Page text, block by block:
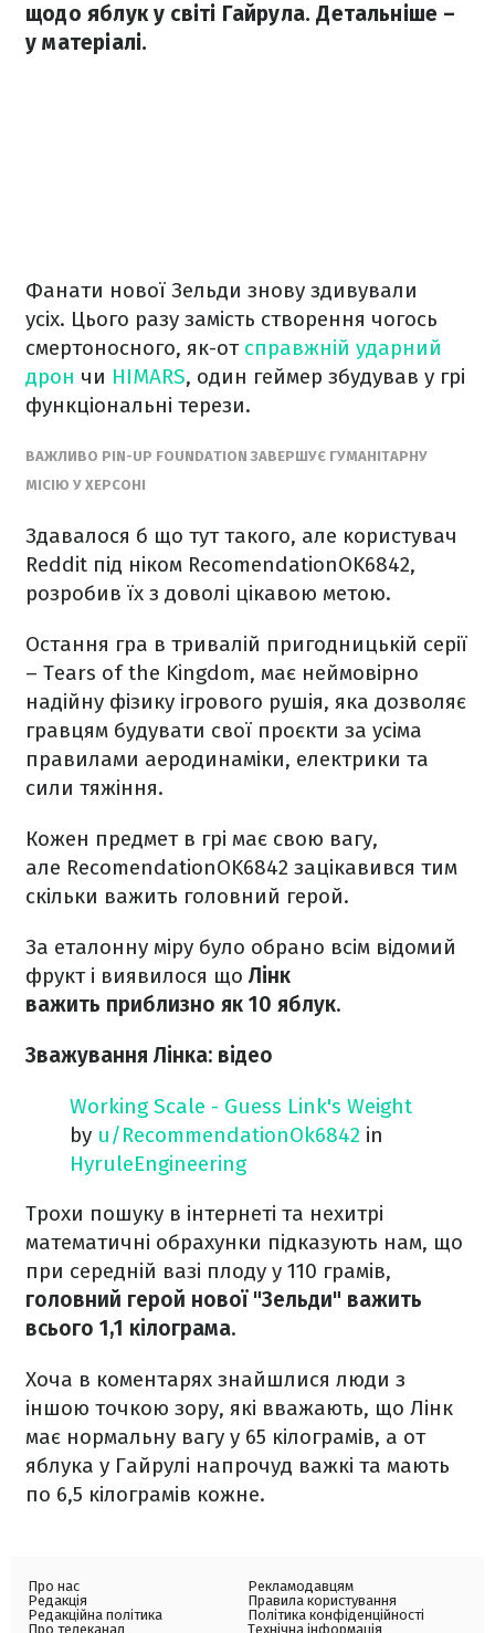
щодо яблук у світі Гайрула. Детальніше –
у матеріалі.
Фанати нової Зельди знову здивували
усіх. Цього разу замість створення чогось
смертоносного, як-от справжній ударний
дрон чи HIMARS, один геймер збудував у грі
функціональні терези.
ВАЖЛИВО PIN-UP FOUNDATION ЗАВЕРШУЄ ГУМАНІТАРНУ
МІСІЮ У ХЕРСОНІ
Здавалося б що тут такого, але користувач
Reddit під ніком RecomendationOK6842,
розробив їх з доволі цікавою метою.
Остання гра в тривалій пригодницькій серії
– Tears of the Kingdom, має неймовірно
надійну фізику ігрового рушія, яка дозволяє
гравцям будувати свої проєкти за усіма
правилами аеродинаміки, електрики та
сили тяжіння.
Кожен предмет в грі має свою вагу,
але RecomendationOK6842 зацікавився тим
скільки важить головний герой.
За еталонну міру було обрано всім відомий
фрукт і виявилося що Лінк
важить приблизно як 10 яблук.
Зважування Лінка: відео
Working Scale - Guess Link's Weight
by u/RecommendationOk6842 in
HyruleEngineering
Трохи пошуку в інтернеті та нехитрі
математичні обрахунки підказують нам, що
при середній вазі плоду у 110 грамів,
головний герой нової "Зельди" важить
всього 1,1 кілограма.
Хоча в коментарях знайшлися люди з
іншою точкою зору, які вважають, що Лінк
має нормальну вагу у 65 кілограмів, а от
яблука у Гайрулі напрочуд важкі та мають
по 6,5 кілограмів кожне.
Про нас
Редакція
Редакційна політика
Про телеканал
Рекламодавцям
Правила користування
Політика конфіденційності
Технічна інформація